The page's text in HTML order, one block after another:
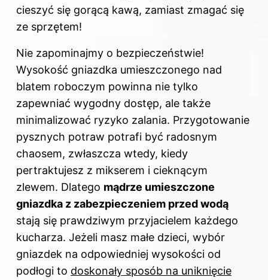
cieszyć się gorącą kawą, zamiast zmagać się
ze sprzętem!
Nie zapominajmy o bezpieczeństwie!
Wysokość gniazdka umieszczonego nad
blatem roboczym powinna nie tylko
zapewniać wygodny dostęp, ale także
minimalizować ryzyko zalania. Przygotowanie
pysznych potraw potrafi być radosnym
chaosem, zwłaszcza wtedy, kiedy
pertraktujesz z mikserem i cieknącym
zlewem. Dlatego mądrze umieszczone
gniazdka z zabezpieczeniem przed wodą
stają się prawdziwym przyjacielem każdego
kucharza. Jeżeli masz małe dzieci, wybór
gniazdek na odpowiedniej wysokości od
podłogi to doskonały sposób na uniknięcie